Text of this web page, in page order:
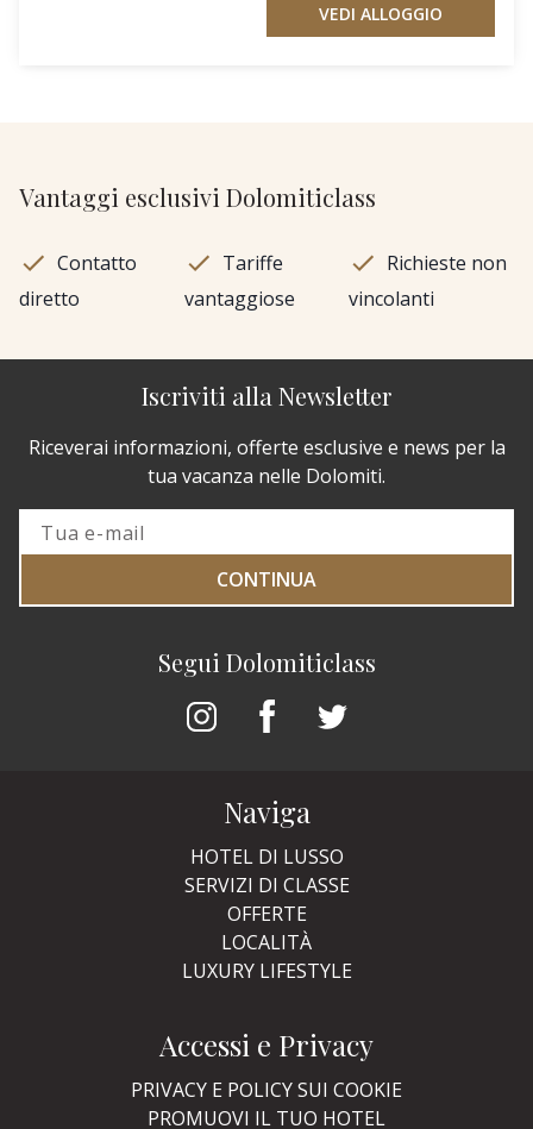
VEDI ALLOGGIO
Vantaggi esclusivi Dolomiticlass
Contatto
diretto
Tariffe
vantaggiose
Richieste non
vincolanti
Segui Dolomiticlass
Iscriviti alla Newsletter
Riceverai informazioni, offerte esclusive e news per la
tua vacanza nelle Dolomiti.
CONTINUA
Naviga
HOTEL DI LUSSO
SERVIZI DI CLASSE
OFFERTE
LOCALITÀ
LUXURY LIFESTYLE
Accessi e Privacy
PRIVACY E POLICY SUI COOKIE
PROMUOVI IL TUO HOTEL